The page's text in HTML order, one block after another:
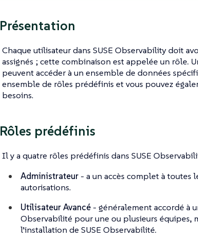
Présentation
Chaque utilisateur dans SUSE Observability doit
assignés ; cette combinaison est appelée un rôle.
peuvent accéder à un ensemble de données
ensemble de rôles prédéfinis et vous pouvez
besoins.
Rôles prédéfinis
Il y a quatre rôles prédéfinis dans SUSE
Administrateur- a un accès complet à toutes
autorisations.
Utilisateur Avancé- généralement accordé à
Observabilité pour une ou plusieurs équipes,
l’installation de SUSE Observabilité.